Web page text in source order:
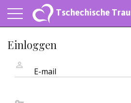
Tschechische
Einloggen
E-mail